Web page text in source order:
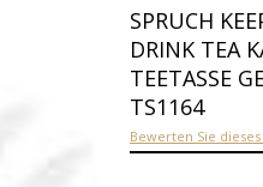
SPRUCH
DRINK TEA
TEETASSE
TS1164
Bewerten Sie